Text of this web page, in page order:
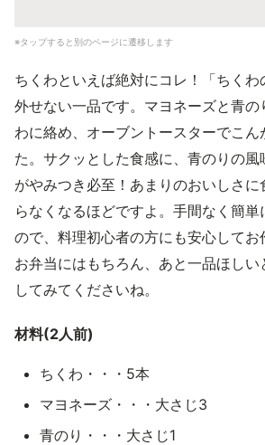
※タップすると別のページに遷移します
ちくわといえば絶対にコレ！「ちくわ
外せない一品です。マヨネーズと青の
わに絡め、オーブントースターでこん
た。サクッとした食感に、青のりの風
がやみつき必至！あまりのおいしさに
らなくなるほどですよ。手間なく簡単
ので、料理初心者の方にも安心してお
お弁当にはもちろん、あと一品ほし
してみてくださいね。
材料(2人前)
ちくわ・・・5本
マヨネーズ・・・大さじ3
青のり・・・大さじ1